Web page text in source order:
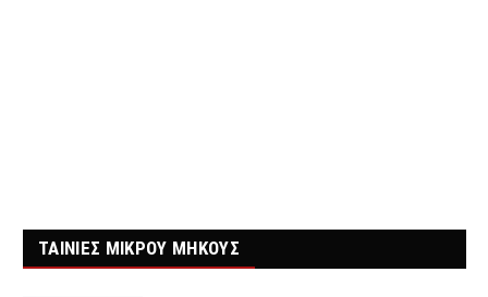
ΤΑΙΝΙΕΣ ΜΙΚΡΟΥ ΜΗΚΟΥΣ